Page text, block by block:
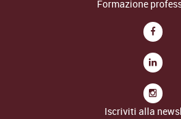
Formazione
Iscriviti alla